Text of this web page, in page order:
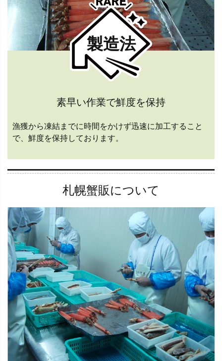
製造法
素早い作業で鮮度を保持
漁獲から凍結までに時間をかけず迅速に加工すること
で、鮮度を保持しております。
札幌蟹販について